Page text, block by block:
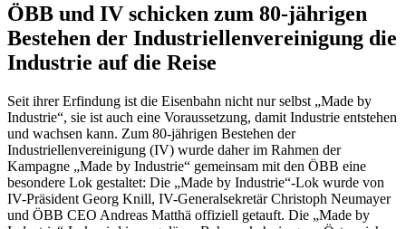
ÖBB und IV schicken zum 80-jährigen
Bestehen der Industriellenvereinigung die
Industrie auf die Reise
Seit ihrer Erfindung ist die Eisenbahn nicht nur selbst „Made by
Industrie“, sie ist auch eine Voraussetzung, damit Industrie entstehen
und wachsen kann. Zum 80-jährigen Bestehen der
Industriellenvereinigung (IV) wurde daher im Rahmen der
Kampagne „Made by Industrie“ gemeinsam mit den ÖBB eine
besondere Lok gestaltet: Die „Made by Industrie“-Lok wurde von
IV-Präsident Georg Knill, IV-Generalsekretär Christoph Neumayer
und ÖBB CEO Andreas Matthä offiziell getauft. Die „Made by